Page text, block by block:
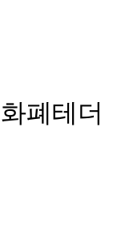
폐테더